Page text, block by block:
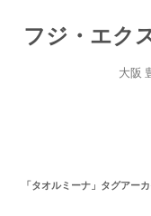
テ
ン
フジ・エク
大阪
「タオルミーナ 」タグアー